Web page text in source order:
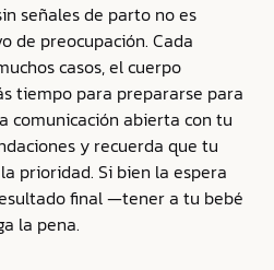
señales de parto no es
de preocupación. Cada
casos, el cuerpo
tiempo para prepararse para
comunicación abierta con tu
y recuerda que tu
prioridad. Si bien la espera
final —tener a tu bebé
la pena.